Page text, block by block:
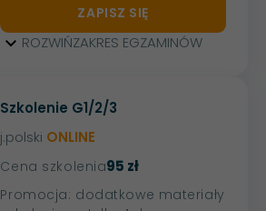
ZAPISZ SIĘ
ROZWIŃZAKRES EGZAMINÓW
Szkolenie G1/2/3
j.polski ONLINE
95 zł
Cena szkolenia
Promocja: dodatkowe materiały